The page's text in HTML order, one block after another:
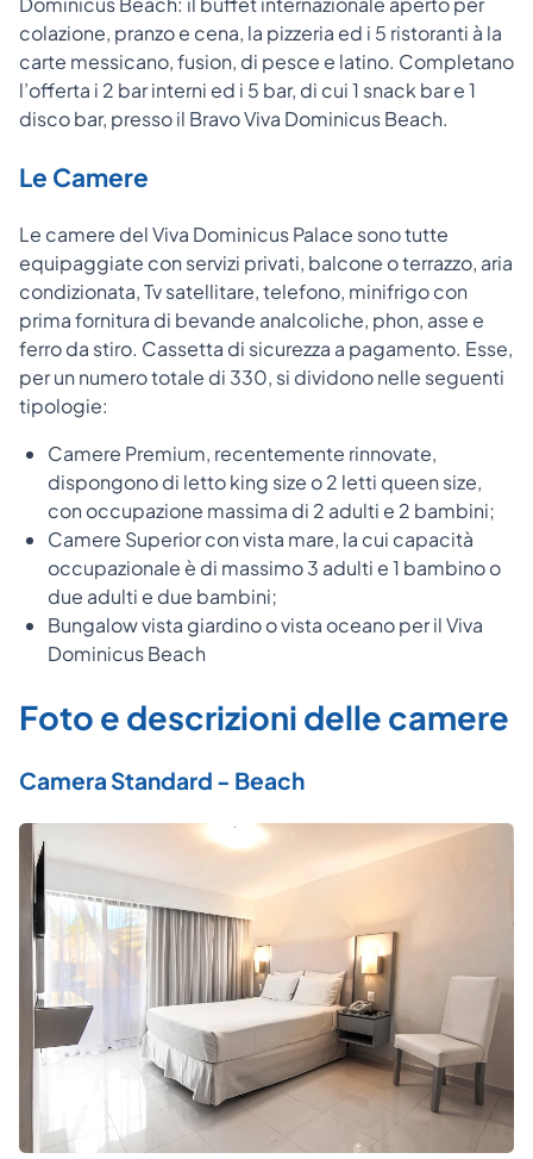
colazione, pranzo e cena, la pizzeria ed i 5 ristoranti à la
carte messicano, fusion, di pesce e latino. Completano
l’offerta i 2 bar interni ed i 5 bar, di cui 1 snack bar e 1
disco bar, presso il Bravo Viva Dominicus Beach.
Le Camere
Le camere del Viva Dominicus Palace sono tutte
equipaggiate con servizi privati, balcone o terrazzo, aria
condizionata, Tv satellitare, telefono, minifrigo con
prima fornitura di bevande analcoliche, phon, asse e
ferro da stiro. Cassetta di sicurezza a pagamento. Esse,
per un numero totale di 330, si dividono nelle seguenti
tipologie:
Camere Premium, recentemente rinnovate,
dispongono di letto king size o 2 letti queen size,
con occupazione massima di 2 adulti e 2 bambini;
Camere Superior con vista mare, la cui capacità
occupazionale è di massimo 3 adulti e 1 bambino o
due adulti e due bambini;
Bungalow vista giardino o vista oceano per il Viva
Dominicus Beach
Foto e descrizioni delle camere
Camera Standard - Beach